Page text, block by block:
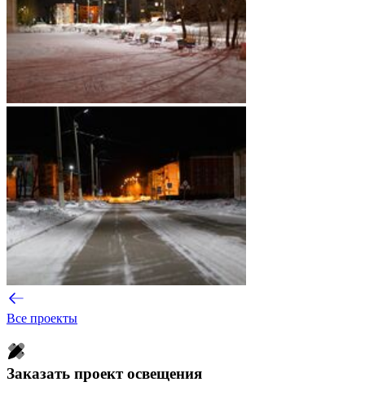
Все проекты
Заказать проект освещения